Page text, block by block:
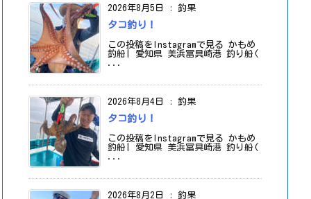
2026年8月5日 : 釣果
タコ釣り！
この投稿をInstagramで見る かもめ
釣船| 愛知県 美浜冨具崎港 釣り船(
...
2026年8月4日 : 釣果
タコ釣り！
この投稿をInstagramで見る かもめ
釣船| 愛知県 美浜冨具崎港 釣り船(
...
2026年8月2日 : 釣果